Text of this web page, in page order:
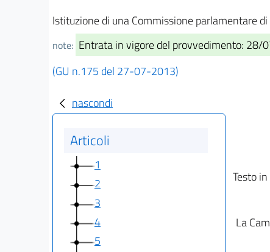
Istituzione di una Commissione parlamentare
note: Entrata in vigore del provvedimento: 28/
(GU n.175 del 27-07-2013)
nascondi
Articoli
1
2
3
4
5
Testo
La